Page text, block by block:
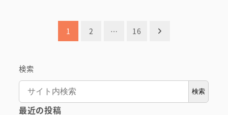
の
ペ
1 2 … 16
検索
検索
最近の投稿